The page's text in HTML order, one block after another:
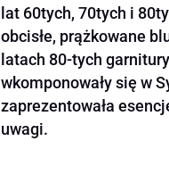
lat 60tych, 70tych i
obcisłe, prążkowane
latach 80-tych
wkomponowały się w
zaprezentowała
uwagi.